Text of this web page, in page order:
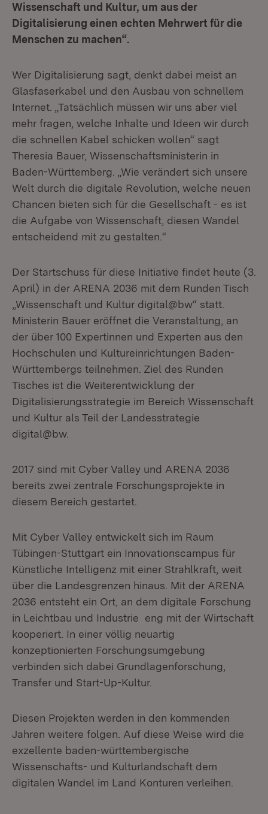
Wissenschaft und Kultur, um aus der
Digitalisierung einen echten Mehrwert für die
Menschen zu machen“.
Wer Digitalisierung sagt, denkt dabei meist an
Glasfaserkabel und den Ausbau von schnellem
Internet. „Tatsächlich müssen wir uns aber viel
mehr fragen, welche Inhalte und Ideen wir durch
die schnellen Kabel schicken wollen“ sagt
Theresia Bauer, Wissenschaftsministerin in
Baden-Württemberg. „Wie verändert sich unsere
Welt durch die digitale Revolution, welche neuen
Chancen bieten sich für die Gesellschaft - es ist
die Aufgabe von Wissenschaft, diesen Wandel
entscheidend mit zu gestalten.“
Der Startschuss für diese Initiative findet heute (3.
April) in der ARENA 2036 mit dem Runden Tisch
„Wissenschaft und Kultur digital@bw“ statt.
Ministerin Bauer eröffnet die Veranstaltung, an
der über 100 Expertinnen und Experten aus den
Hochschulen und Kultureinrichtungen Baden-
Württembergs teilnehmen. Ziel des Runden
Tisches ist die Weiterentwicklung der
Digitalisierungsstrategie im Bereich Wissenschaft
und Kultur als Teil der Landesstrategie
digital@bw.
2017 sind mit Cyber Valley und ARENA 2036
bereits zwei zentrale Forschungsprojekte in
diesem Bereich gestartet.
Mit Cyber Valley entwickelt sich im Raum
Tübingen-Stuttgart ein Innovationscampus für
Künstliche Intelligenz mit einer Strahlkraft, weit
über die Landesgrenzen hinaus. Mit der ARENA
2036 entsteht ein Ort, an dem digitale Forschung
in Leichtbau und Industrie eng mit der Wirtschaft
kooperiert. In einer völlig neuartig
konzeptionierten Forschungsumgebung
verbinden sich dabei Grundlagenforschung,
Transfer und Start-Up-Kultur.
Diesen Projekten werden in den kommenden
Jahren weitere folgen. Auf diese Weise wird die
exzellente baden-württembergische
Wissenschafts- und Kulturlandschaft dem
digitalen Wandel im Land Konturen verleihen.